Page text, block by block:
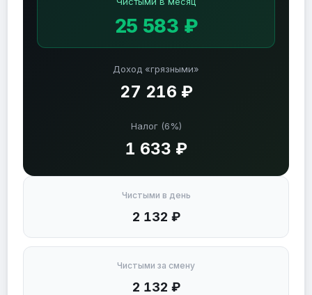
Доход «грязными»
27 216 ₽
Налог (6%)
1 633 ₽
25 583 ₽
Чистыми в день
2 132 ₽
Чистыми за смену
2 132 ₽